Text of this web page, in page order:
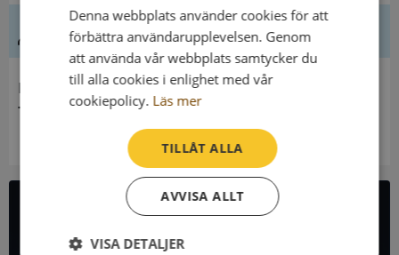
Ledning
Innehavare
Trelleborgs Församling
All företagsdata i API
Denna webbplats använder cookies för att
förbättra användarupplevelsen. Genom
att använda vår webbplats samtycker du
till alla cookies i enlighet med vår
cookiepolicy. Läs mer
TILLÅT ALLA
AVVISA ALLT
VISA DETALJER